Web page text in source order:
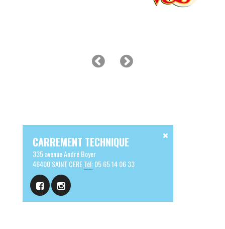
CARREMENT TECHNIQUE
335 avenue André Boyer
46400 SAINT CERETél:05 65 14 06 33